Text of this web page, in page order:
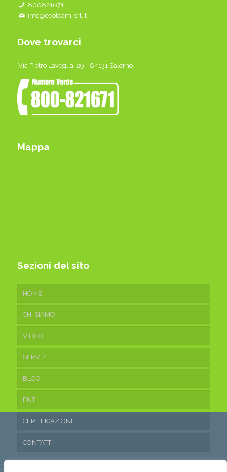
800821671
info@ecoteam-srl.it
Dove trovarci
Via Pietro Laveglia, 29- 84131 Salerno
Mappa
Sezioni del sito
HOME
CHI SIAMO
VIDEO
SERVIZI
BLOG
ENTI
CERTIFICAZIONI
CONTATTI